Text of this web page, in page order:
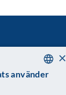
SWEDISH
×
använder